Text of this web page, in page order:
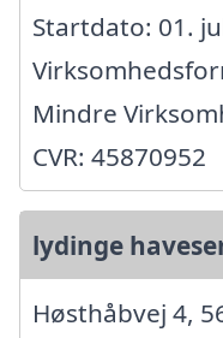
Startdato: 01.
Mindre
CVR: 45870952
lydinge
Høsthåbvej 4,